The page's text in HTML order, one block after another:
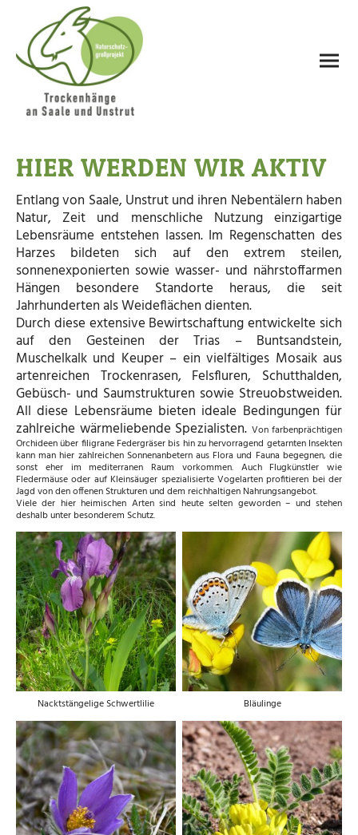
HIER WERDEN WIR AKTIV
Entlang von Saale, Unstrut und ihren Nebentälern haben
Natur, Zeit und menschliche Nutzung einzigartige
Lebensräume entstehen lassen. Im Regenschatten des
Harzes bildeten sich auf den extrem steilen,
sonnenexponierten sowie wasser- und nährstoffarmen
Hängen besondere Standorte heraus, die seit
Jahrhunderten als Weideflächen dienten.
Durch diese extensive Bewirtschaftung entwickelte sich
auf den Gesteinen der Trias – Buntsandstein,
Muschelkalk und Keuper – ein vielfältiges Mosaik aus
artenreichen Trockenrasen, Felsfluren, Schutthalden,
Gebüsch- und Saumstrukturen sowie Streuobstweiden.
All diese Lebensräume bieten ideale Bedingungen für
zahlreiche wärmeliebende Spezialisten. Von farbenprächtigen
Orchideen über filigrane Federgräser bis hin zu hervorragend getarnten Insekten
kann man hier zahlreichen Sonnenanbetern aus Flora und Fauna begegnen, die
sonst eher im mediterranen Raum vorkommen. Auch Flugkünstler wie
Fledermäuse oder auf Kleinsäuger spezialisierte Vogelarten profitieren bei der
Jagd von den offenen Strukturen und dem reichhaltigen Nahrungsangebot.
Viele der hier heimischen Arten sind heute selten geworden – und stehen
deshalb unter besonderem Schutz.
Nacktstängelige Schwertlilie Bläulinge